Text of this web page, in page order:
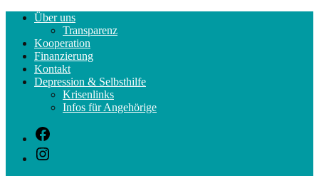
Über uns
Transparenz
Kooperation
Finanzierung
Kontakt
Depression & Selbsthilfe
Krisenlinks
Infos für Angehörige
Auch 2026 sind wir wieder mit Tandem- und
Wanderteams in ganz Deutschland unterwegs.
Interesse mitzumachen? Dann lies hier weiter.